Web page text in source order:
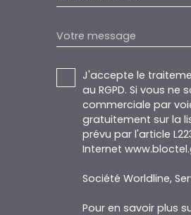
Votre message
J'accepte le
au RGPD. Si vous
commerciale par
gratuitement sur la
prévu par l'article
Internet
Société Worldline,
Pour en savoir plus